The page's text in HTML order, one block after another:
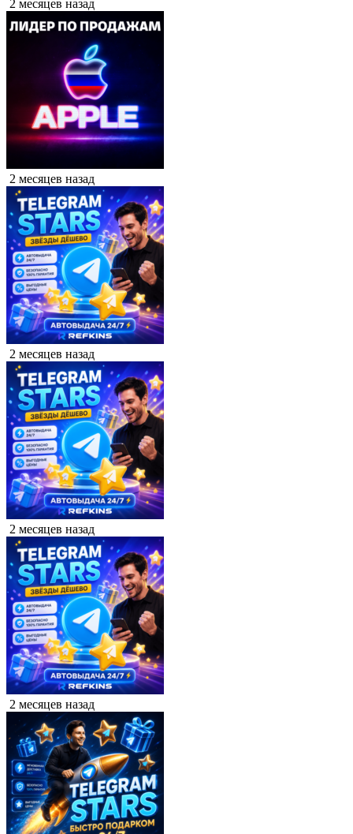
2 месяцев назад
2 месяцев назад
2 месяцев назад
2 месяцев назад
2 месяцев назад